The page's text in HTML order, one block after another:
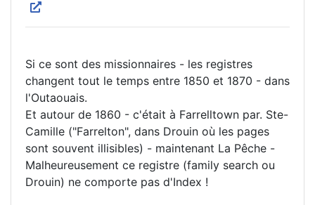
Si ce sont des missionnaires - les registres
changent tout le temps entre 1850 et 1870 - dans
l'Outaouais.
Et autour de 1860 - c'était à Farrelltown par. Ste-
Camille ("Farrelton", dans Drouin où les pages
sont souvent illisibles) - maintenant La Pêche -
Malheureusement ce registre (family search ou
Drouin) ne comporte pas d'Index !